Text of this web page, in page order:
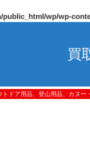
wp/wp-
買
トドア用品、登山用品、カヌ